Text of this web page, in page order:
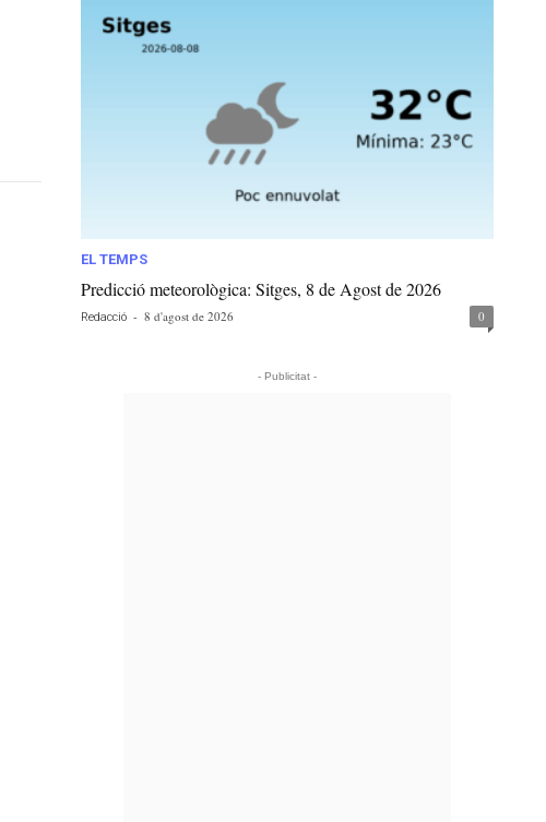
EL TEMPS
Predicció meteorològica: Sitges, 8 de Agost de 2026
Redacció - 8 d'agost de 2026 0
- Publicitat -